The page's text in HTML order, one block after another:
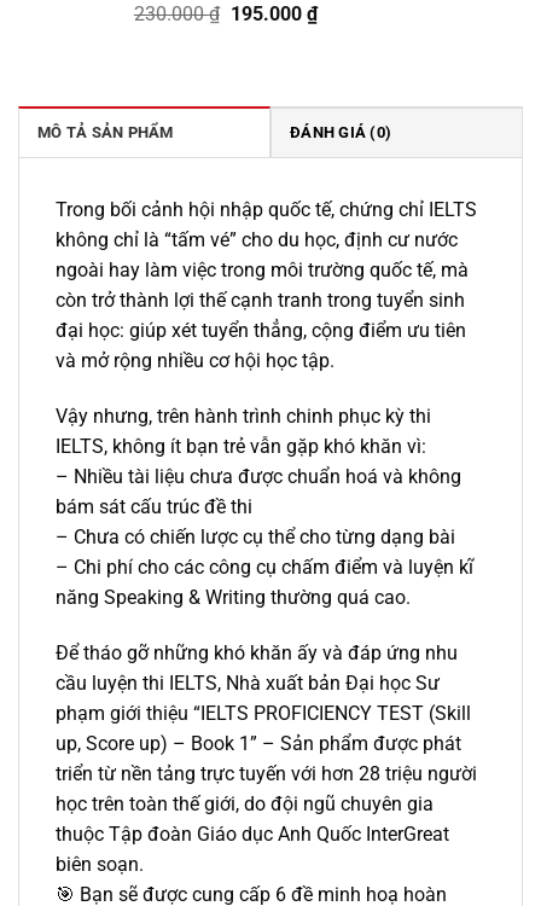
230.000₫ Giá
195.000 ₫Giá
195.000 ₫.
MÔ TẢ SẢN PHẨM ĐÁNH GIÁ (0)
Trong bối cảnh hội nhập quốc tế, chứng chỉ IELTS
không chỉ là “tấm vé” cho du học, định cư nước
ngoài hay làm việc trong môi trường quốc tế, mà
còn trở thành lợi thế cạnh tranh trong tuyển sinh
đại học: giúp xét tuyển thẳng, cộng điểm ưu tiên
và mở rộng nhiều cơ hội học tập.
Vậy nhưng, trên hành trình chinh phục kỳ thi
IELTS, không ít bạn trẻ vẫn gặp khó khăn vì:
– Nhiều tài liệu chưa được chuẩn hoá và không
bám sát cấu trúc đề thi
– Chưa có chiến lược cụ thể cho từng dạng bài
– Chi phí cho các công cụ chấm điểm và luyện kĩ
năng Speaking & Writing thường quá cao.
Để tháo gỡ những khó khăn ấy và đáp ứng nhu
cầu luyện thi IELTS, Nhà xuất bản Đại học Sư
phạm giới thiệu “IELTS PROFICIENCY TEST (Skill
up, Score up) – Book 1” – Sản phẩm được phát
triển từ nền tảng trực tuyến với hơn 28 triệu người
học trên toàn thế giới, do đội ngũ chuyên gia
thuộc Tập đoàn Giáo dục Anh Quốc InterGreat
biên soạn.
🎯 Bạn sẽ được cung cấp 6 đề minh hoạ hoàn